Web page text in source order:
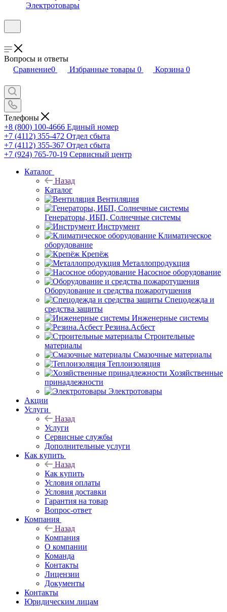
Электротовары
Вопросы и ответы
Сравнение0 Избранные товары 0 Корзина 0
Телефоны
+8 (800) 100-4666 Единый номер
+7 (4112) 355-472 Отдел сбыта
+7 (4112) 355-367 Отдел сбыта
+7 (924) 765-70-19 Сервисный центр
Каталог
Назад
Каталог
Вентиляция
Генераторы, ИБП, Солнечные системы
Инструмент
Климатическое
оборудование
Крепёж
Металлопродукция
Насосное оборудование
Оборудование и средства пожаротушения
Спецодежда и
средства защиты
Инженерные системы
Резина.Асбест
Строительные
материалы
Смазочные материалы
Теплоизоляция
Хозяйственные
принадлежности
Электротовары
Акции
Услуги
Назад
Услуги
Сервисные службы
Дополнительные услуги
Как купить
Назад
Как купить
Условия оплаты
Условия доставки
Гарантия на товар
Вопрос-ответ
Компания
Назад
Компания
О компании
Команда
Контакты
Лицензии
Документы
Контакты
Юридическим лицам